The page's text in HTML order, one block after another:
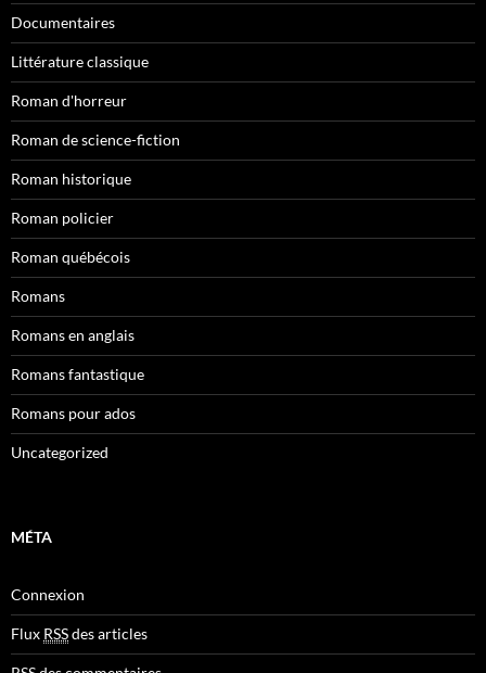
Documentaires
Littérature classique
Roman d'horreur
Roman de science-fiction
Roman historique
Roman policier
Roman québécois
Romans
Romans en anglais
Romans fantastique
Romans pour ados
Uncategorized
MÉTA
Connexion
Flux RSSdes articles